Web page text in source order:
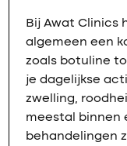
Bij Awat Clinics
algemeen een
zoals botuline
je dagelijkse
zwelling,
meestal binnen
behandelingen